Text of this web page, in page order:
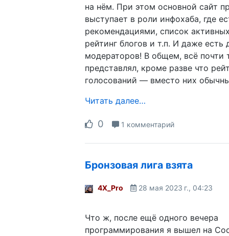
на нём. При этом основной сайт
выступает в роли инфохаба, где
рекомендациями, список
рейтинг блогов и т.п. И даже есть
модераторов! В общем, всё почти
представлял, кроме разве что
голосований — вместо них
Читать далее…
0 1 комментарий
Бронзовая лига взята
4X_Pro 28 мая 2023 г., 04:23
Что ж, после ещё одного вечера
программирования я вышел на